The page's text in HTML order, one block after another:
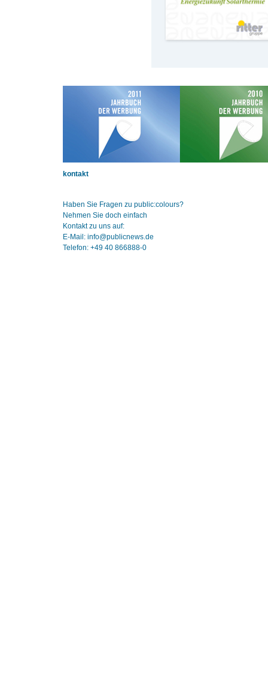
kontakt
Haben Sie Fragen zu public:colours?
Nehmen Sie doch einfach
Kontakt zu uns auf:
E-Mail: info@publicnews.de
Telefon: +49 40 866888-0